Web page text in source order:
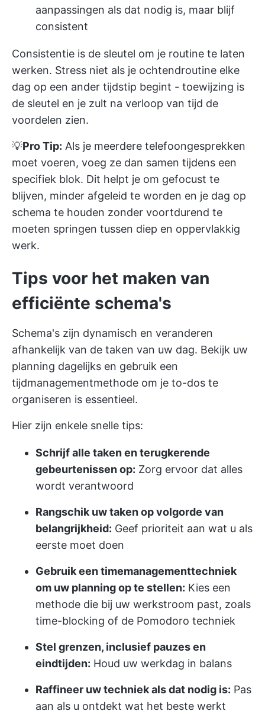
aanpassingen als dat nodig is, maar blijf
consistent
Consistentie is de sleutel om je routine te laten
werken. Stress niet als je ochtendroutine elke
dag op een ander tijdstip begint - toewijzing is
de sleutel en je zult na verloop van tijd de
voordelen zien.
💡Pro Tip: Als je meerdere telefoongesprekken
moet voeren, voeg ze dan samen tijdens een
specifiek blok. Dit helpt je om gefocust te
blijven, minder afgeleid te worden en je dag op
schema te houden zonder voortdurend te
moeten springen tussen diep en oppervlakkig
werk.
Tips voor het maken van
efficiënte schema's
Schema's zijn dynamisch en veranderen
afhankelijk van de taken van uw dag. Bekijk uw
planning dagelijks en gebruik een
tijdmanagementmethode om je to-dos te
organiseren is essentieel.
Hier zijn enkele snelle tips:
Schrijf alle taken en terugkerende
gebeurtenissen op: Zorg ervoor dat alles
wordt verantwoord
Rangschik uw taken op volgorde van
belangrijkheid: Geef prioriteit aan wat u als
eerste moet doen
Gebruik een timemanagementtechniek
om uw planning op te stellen: Kies een
methode die bij uw werkstroom past, zoals
time-blocking of de Pomodoro techniek
Stel grenzen, inclusief pauzes en
eindtijden: Houd uw werkdag in balans
Raffineer uw techniek als dat nodig is: Pas
aan als u ontdekt wat het beste werkt